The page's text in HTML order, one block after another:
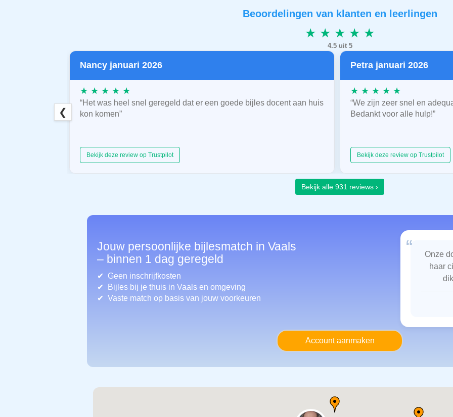
Beoordelingen van klanten en leerlingen
★ ★ ★ ★ ★
4.5 uit 5
Nancy januari 2026
★ ★ ★ ★ ★
“Het was heel snel geregeld dat er een goede bijles docent aan huis
kon komen”
Bekijk deze review op Trustpilot
Petra januari 2026
★ ★ ★ ★ ★
“We zijn zeer snel en
Bedankt voor alle hulp!”
Bekijk deze review op Trustpilot
❮
Bekijk alle 931 reviews ›
Jouw persoonlijke bijlesmatch in Vaals
– binnen 1 dag geregeld
Geen inschrijfkosten
Bijles bij je thuis in Vaals en omgeving
Vaste match op basis van jouw voorkeuren
“
Onze
haar
Account aanmaken